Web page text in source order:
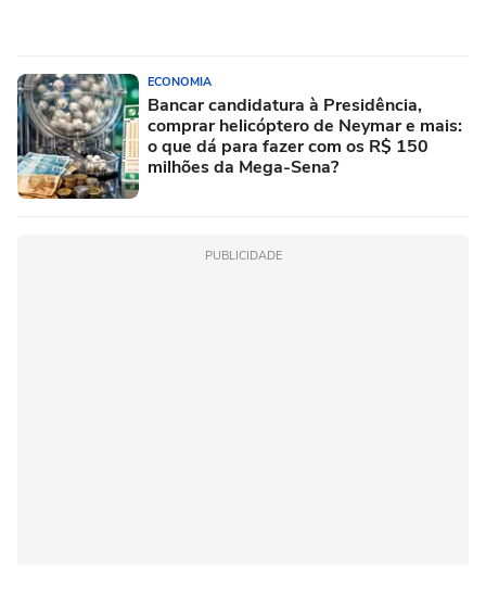
ECONOMIA
Bancar candidatura à Presidência,
comprar helicóptero de Neymar e mais:
o que dá para fazer com os R$ 150
milhões da Mega-Sena?
PUBLICIDADE